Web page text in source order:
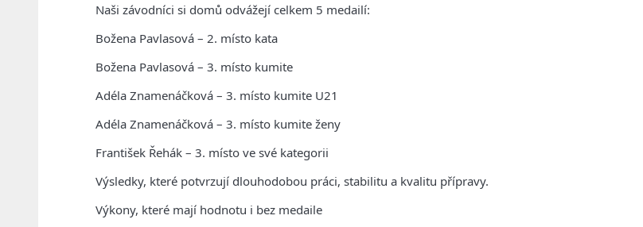
Naši závodníci si domů odvážejí celkem 5 medailí:
Božena Pavlasová – 2. místo kata
Božena Pavlasová – 3. místo kumite
Adéla Znamenáčková – 3. místo kumite U21
Adéla Znamenáčková – 3. místo kumite ženy
František Řehák – 3. místo ve své kategorii
Výsledky, které potvrzují dlouhodobou práci, stabilitu a kvalitu přípravy.
Výkony, které mají hodnotu i bez medaile